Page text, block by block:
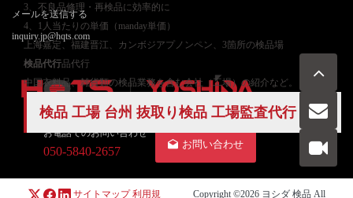
3、不良品修理・再検品に効率的に
4、1人当たりの単価（manday単価）
上海嘉定、福建晋江、カンボジアプノンペン、3箇所の検品場
検品代行品代行
中国衣料品、雑貨類の検品業務を含む会社（工場）の紹介など。
検品 工場 台州 抜取り検品 工場監査代行
メールを送信する
inquiry.jp@hqts.com
お電話でのお問い合わせ
050-5840-2657
お問い合わせ
サイトマップ 利用規 Copyright ©2026 ヨシダ 検品 All